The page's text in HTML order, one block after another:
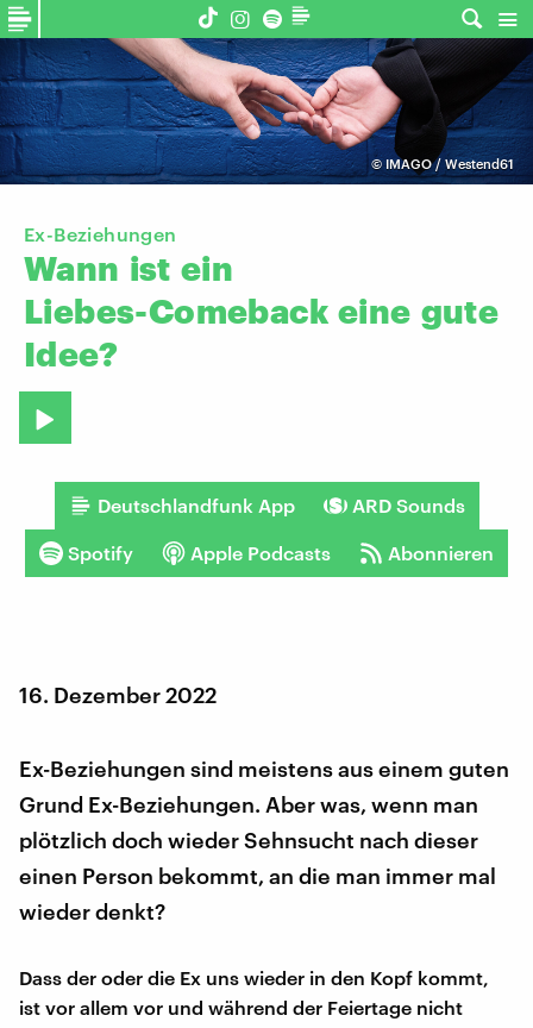
©IMAGO / Westend61
Ex-Beziehungen
Wann ist ein
Liebes-Comeback eine gute
Idee?
Deutschlandfunk App ARD Sounds
Spotify Apple Podcasts Abonnieren
16. Dezember 2022
Ex-Beziehungen sind meistens aus einem guten
Grund Ex-Beziehungen. Aber was, wenn man
plötzlich doch wieder Sehnsucht nach dieser
einen Person bekommt, an die man immer mal
wieder denkt?
Dass der oder die Ex uns wieder in den Kopf kommt,
ist vor allem vor und während der Feiertage nicht